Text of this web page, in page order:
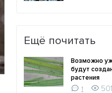
Ещё почитать
Возможно
будут
растения
1